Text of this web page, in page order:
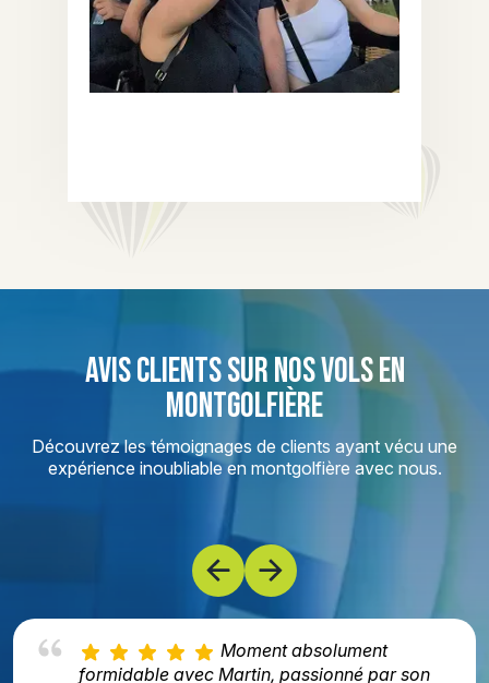
AVIS CLIENTS SUR NOS VOLS EN
MONTGOLFIÈRE
Découvrez les témoignages de clients ayant vécu une
expérience inoubliable en montgolfière avec nous.
Moment absolument
formidable avec Martin, passionné par son